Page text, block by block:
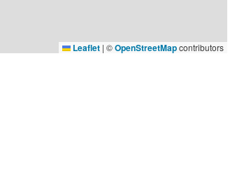
Leaflet | ©OpenStreetMapcontributors